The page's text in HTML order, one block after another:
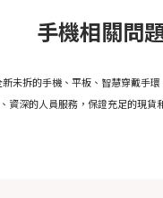
手機相關問
未拆的手機、平板、智慧穿戴手
資深的人員服務，保證充足的現